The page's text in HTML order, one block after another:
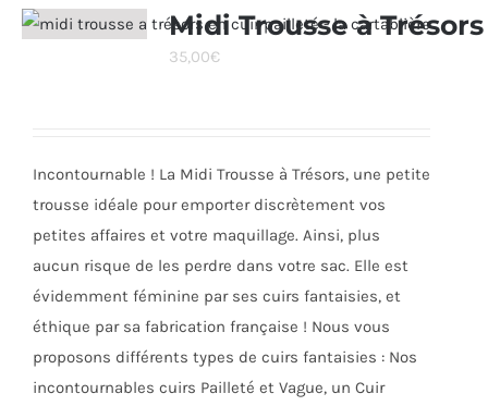
variations.
Les
choisies
du
produit
Midi Trousse à Trésors
35,00€
Incontournable ! La Midi Trousse à Trésors, une petite
trousse idéale pour emporter discrètement vos
petites affaires et votre maquillage. Ainsi, plus
aucun risque de les perdre dans votre sac. Elle est
évidemment féminine par ses cuirs fantaisies, et
éthique par sa fabrication française ! Nous vous
proposons différents types de cuirs fantaisies : Nos
incontournables cuirs Pailleté et Vague, un Cuir